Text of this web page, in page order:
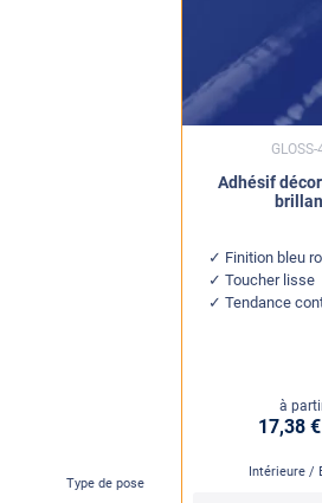
Type de pose
Adhésif
Finition bleu
Toucher lisse
Tendance
à
17,38 €
Intérieure /